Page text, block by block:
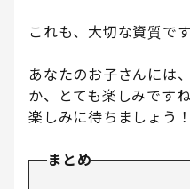
これも、大切な資質です
あなたのお子さんには
か、とても楽しみです
楽しみに待ちましょう！
まとめ